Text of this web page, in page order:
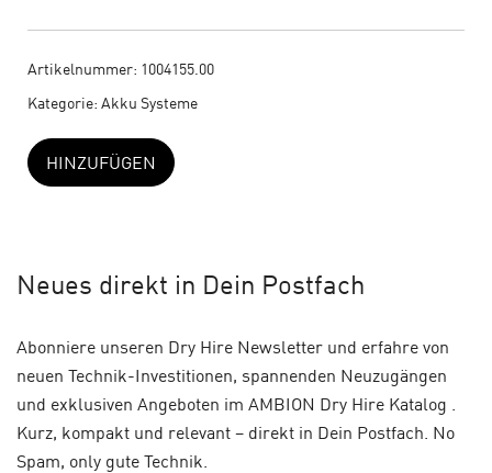
Artikelnummer: 1004155.00
Kategorie: Akku Systeme
HINZUFÜGEN
Neues direkt in Dein Postfach
Abonniere unseren Dry Hire Newsletter und erfahre von
neuen Technik-Investitionen, spannenden Neuzugängen
und exklusiven Angeboten im AMBION Dry Hire Katalog .
Kurz, kompakt und relevant – direkt in Dein Postfach. No
Spam, only gute Technik.